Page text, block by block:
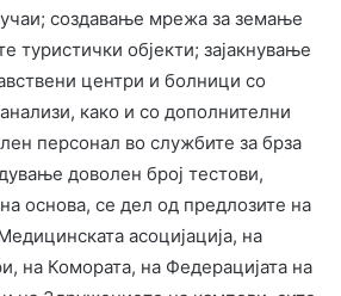
создавање мрежа за земање
туристички објекти; зајакнување
центри и болници со
како и со дополнителни
персонал во службите за брза
доволен број тестови,
основа, се дел од предлозите на
асоцијација, на
на Комората, на Федерацијата на